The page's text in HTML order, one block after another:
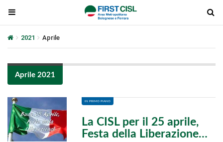
2021 Aprile
Aprile 2021
IN PRIMO PIANO
La CISL per il 25 aprile,
Festa della Liberazione…